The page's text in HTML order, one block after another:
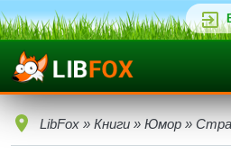
LibFox » Книги » Юмор »